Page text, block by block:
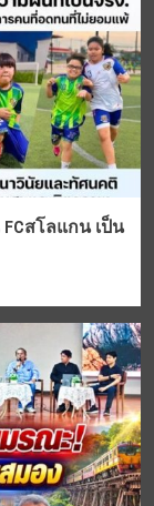
สโลแกน เป็น